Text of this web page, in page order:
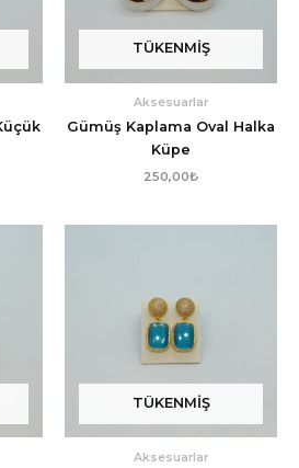
TÜKENMIŞ
Aksesuarlar
Gümüş Kaplama Oval Halka
Küpe
250,00₺
TÜKENMIŞ
Aksesuarlar